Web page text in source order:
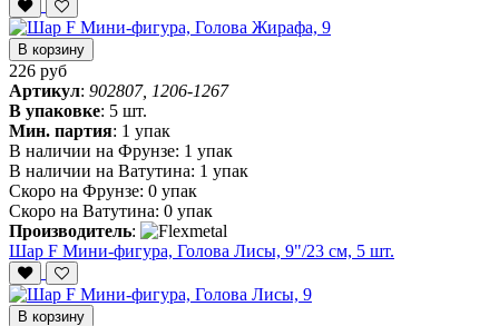
В корзину
226 руб
Артикул: 902807, 1206-1267
В упаковке: 5 шт.
Мин. партия: 1 упак
В наличии на Фрунзе: 1 упак
В наличии на Ватутина: 1 упак
Скоро на Фрунзе: 0 упак
Скоро на Ватутина: 0 упак
Производитель:
Шар F Мини-фигура, Голова Лисы, 9"/23 см, 5 шт.
В корзину